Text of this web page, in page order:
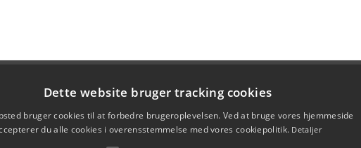
Dette website bruger tracking cookies
bruger cookies til at forbedre brugeroplevelsen. Ved at bruge vores hjemmeside
du alle cookies i overensstemmelse med vores cookiepolitik. Detaljer